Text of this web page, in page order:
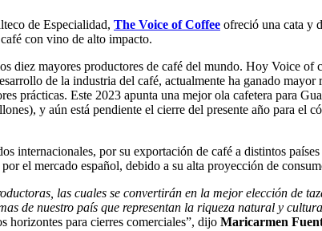
de Especialidad, The Voice of Coffee ofreció una cata y
con vino de alto impacto.
mayores productores de café del mundo. Hoy Voice of
de la industria del café, actualmente ha ganado
prácticas. Este 2023 apunta una mejor ola cafetera para
y aún está pendiente el cierre del presente año para el
internacionales, por su exportación de café a distintos
el mercado español, debido a su alta proyección de
las cuales se convertirán en la mejor elección de
de nuestro país que representan la riqueza natural y
horizontes para cierres comerciales”, dijo Maricarmen